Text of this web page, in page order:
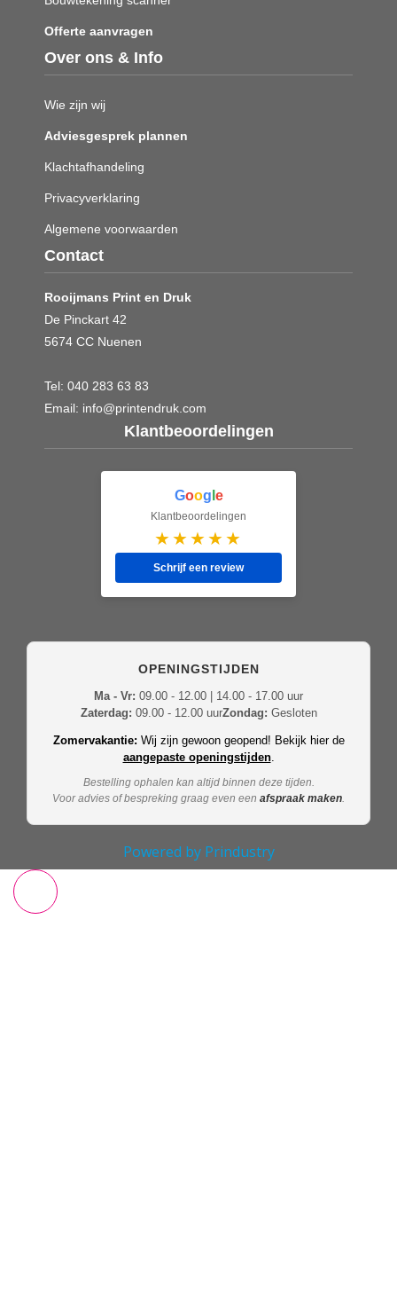
Offerte aanvragen
Over ons & Info
Wie zijn wij
Adviesgesprek plannen
Klachtafhandeling
Privacyverklaring
Algemene voorwaarden
Contact
Rooijmans Print en Druk
De Pinckart 42
5674 CC Nuenen
Tel: 040 283 63 83
Email: info@printendruk.com
Klantbeoordelingen
Goog e
Klantbeoordelingen
★★★★★
Schrijf een review
OPENINGSTIJDEN
Ma - Vr: 09.00 - 12.00 | 14.00 - 17.00 uur
Zaterdag: 09.00 - 12.00 uurZondag: Gesloten
Zomervakantie: Wij zijn gewoon geopend! Bekijk hier de
aangepaste openingstijden.
Bestelling ophalen kan altijd binnen deze tijden.
Voor advies of bespreking graag even een afspraak maken
Powered by Prindustry